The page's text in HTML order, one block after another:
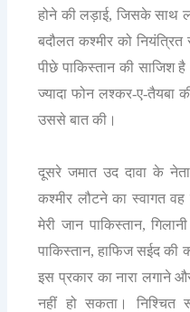
होने की लड़ाई, जिसके साथ
बदौलत कश्मीर को
पीछे पाकिस्तान की साजिश
ज्यादा फोन लश्कर-ए-
उससे बात की।
दूसरे जमात उद दावा के
कश्मीर लौटने का स्वागत
मेरी जान पाकिस्तान,
पाकिस्तान, हाफिज सईद की
इस प्रकार का नारा लगाने
नहीं हो सकता।